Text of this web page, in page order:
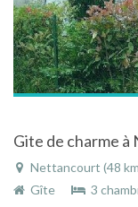
Gite de charme
Nettancourt (48
Gîte
3